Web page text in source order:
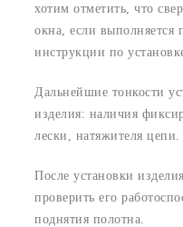
хотим отметить, что
окна, если выполняется
инструкции по
Дальнейшие тонкости
изделия: наличия
лески, натяжителя цепи.
После установки
проверить его
поднятия полотна.